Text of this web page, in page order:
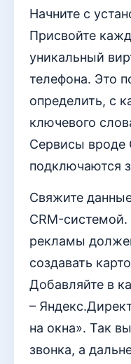
Начните с
Присвойте
уникальный
телефона. Это
определить, с
ключевого
Сервисы вроде
подключаются
Свяжите
CRM-
рекламы
создавать
Добавляйте в
–
на окна». Так
звонка, а